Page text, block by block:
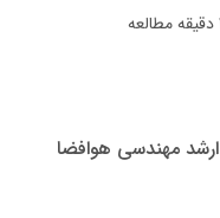
دقیقه مطالعه
مهندسی هوافضا